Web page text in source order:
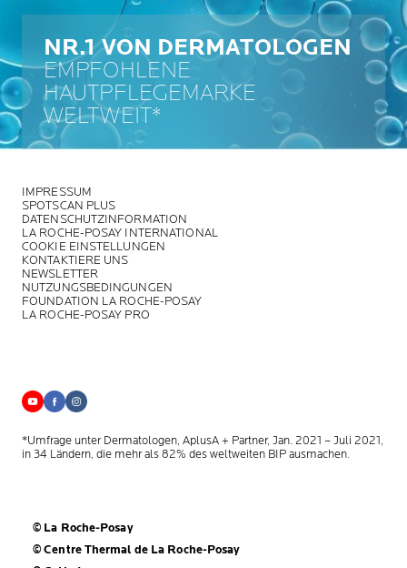
NR.1 VON DERMATOLOGEN
EMPFOHLENE
HAUTPFLEGEMARKE
WELTWEIT*
IMPRESSUM
SPOTSCAN PLUS
DATENSCHUTZINFORMATION
LA ROCHE-POSAY INTERNATIONAL
COOKIE EINSTELLUNGEN
KONTAKTIERE UNS
NEWSLETTER
NUTZUNGSBEDINGUNGEN
FOUNDATION LA ROCHE-POSAY
LA ROCHE-POSAY PRO
*Umfrage unter Dermatologen, AplusA + Partner, Jan. 2021 – Juli 2021,
in 34 Ländern, die mehr als 82% des weltweiten BIP ausmachen.
© La Roche-Posay
© Centre Thermal de La Roche-Posay